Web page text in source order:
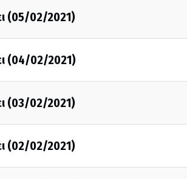
(05/02/2021)
(04/02/2021)
(03/02/2021)
(02/02/2021)